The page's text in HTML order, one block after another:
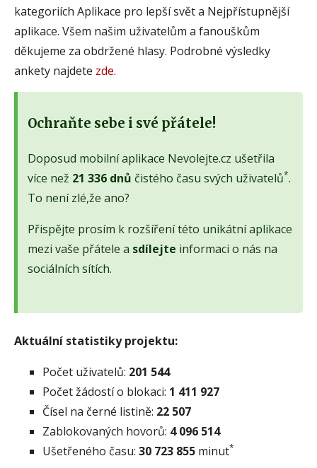
kategoriích Aplikace pro lepší svět a Nejpřístupnější
aplikace. Všem našim uživatelům a fanouškům
děkujeme za obdržené hlasy. Podrobné výsledky
ankety najdete zde.
Ochraňte sebe i své přátele!
Doposud mobilní aplikace Nevolejte.cz ušetřila
více než 21 336 dnů čistého času svých uživatelů*.
To není zlé,že ano?
Přispějte prosím k rozšíření této unikátní aplikace
mezi vaše přátele a sdílejte informaci o nás na
sociálních sítích.
Aktuální statistiky projektu:
Počet uživatelů: 201 544
Počet žádostí o blokaci: 1 411 927
Čísel na černé listině: 22 507
Zablokovaných hovorů: 4 096 514
Ušetřeného času: 30 723 855 minut*